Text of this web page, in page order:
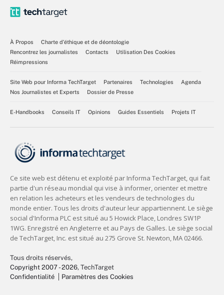
À Propos
Charte d’éthique et de déontologie
Rencontrez les journalistes
Contacts
Utilisation Des Cookies
Réimpressions
Site Web pour Informa TechTarget Partenaires Technologies
Agenda
Nos Journalistes et Experts
Dossier de Presse
E-Handbooks Conseils IT Opinions Guides Essentiels Projets IT
Tous droits réservés,
Copyright 2007 - 2026, TechTarget
Confidentialité
Paramètres des Cookies